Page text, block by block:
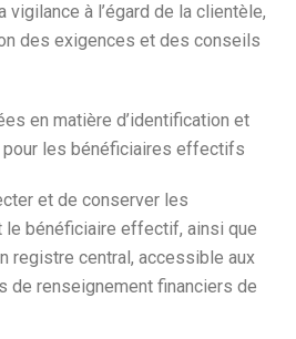
vigilance à l’égard de la clientèle,
des exigences et des conseils
en matière d’identification et
pour les bénéficiaires effectifs
et de conserver les
le bénéficiaire effectif, ainsi que
registre central, accessible aux
de renseignement financiers de